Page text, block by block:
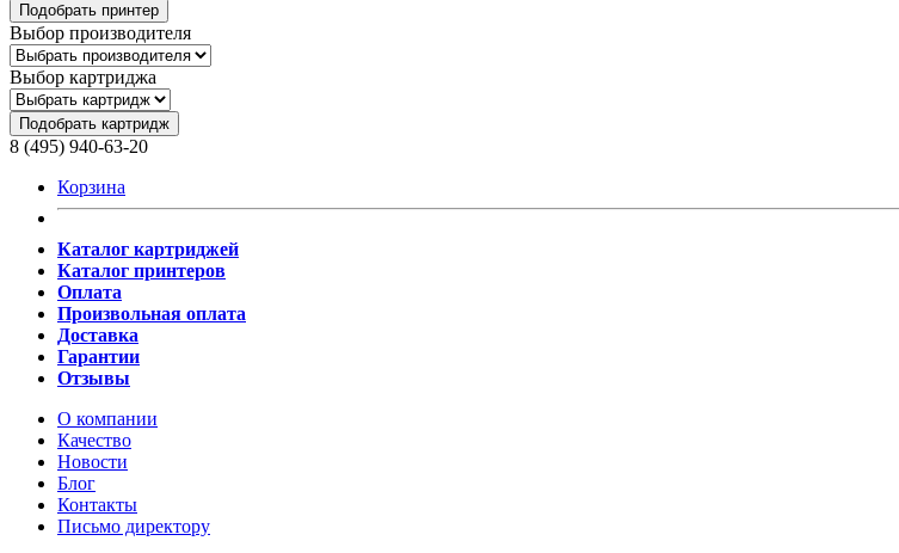
Подобрать принтер
Выбор производителя
Выбор картриджа
Подобрать картридж
8 (495) 940-63-20
Корзина
Каталог картриджей
Каталог принтеров
Оплата
Произвольная оплата
Доставка
Гарантии
Отзывы
О компании
Качество
Новости
Блог
Контакты
Письмо директору